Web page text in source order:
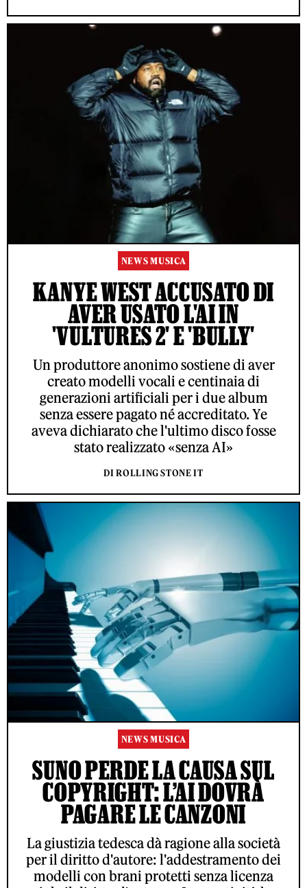
NEWS MUSICA
KANYE WEST ACCUSATO DI
AVER USATO L'AI IN
'VULTURES 2' E 'BULLY'
Un produttore anonimo sostiene di aver
creato modelli vocali e centinaia di
generazioni artificiali per i due album
senza essere pagato né accreditato. Ye
aveva dichiarato che l'ultimo disco fosse
stato realizzato «senza AI»
DI ROLLING STONE IT
NEWS MUSICA
SUNO PERDE LA CAUSA SUL
COPYRIGHT: L’AI DOVRÀ
PAGARE LE CANZONI
La giustizia tedesca dà ragione alla società
per il diritto d'autore: l'addestramento dei
modelli con brani protetti senza licenza